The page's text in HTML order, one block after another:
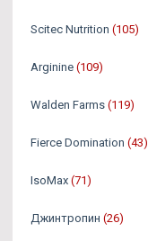
Scitec Nutrition (105)
Arginine (109)
Walden Farms (119)
Fierce Domination (43)
IsoMax (71)
Джинтропин (26)